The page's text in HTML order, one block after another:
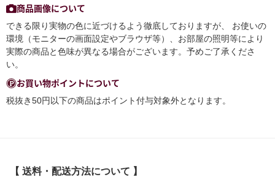
商品画像について
できる限り実物の色に近づけるよう徹底しておりますが、 お使いの
環境（モニターの画面設定やブラウザ等）、お部屋の照明等により
実際の商品と色味が異なる場合がございます。予めご了承くださ
い。
お買い物ポイントについて
税抜き50円以下の商品はポイント付与対象外となります。
【 送料・配送方法について 】